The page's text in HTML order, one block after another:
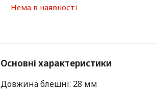
Нема в наявності
Основні характеристики
Довжина блешні: 28 мм